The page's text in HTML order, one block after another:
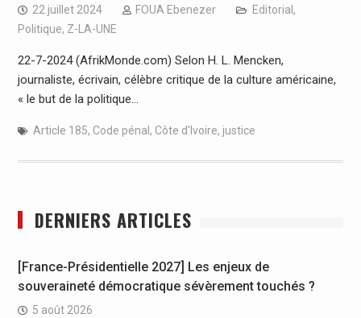
22 juillet 2024 FOUA Ebenezer Editorial ,
Politique, Z-LA-UNE
22-7-2024 (AfrikMonde.com) Selon H. L. Mencken,
journaliste, écrivain, célèbre critique de la culture américaine,
« le but de la politique…
Article 185, Code pénal , Côte d'Ivoire, justice
DERNIERS ARTICLES
[France-Présidentielle 2027] Les enjeux de
souveraineté démocratique sévèrement touchés ?
5 août 2026